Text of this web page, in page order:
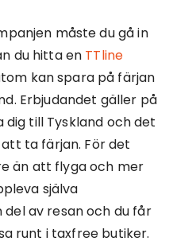
måste du gå in
du hitta en TTline
kan spara på färjan
Erbjudandet gäller på
till Tyskland och det
ta färjan. För det
än att flyga och mer
själva
av resan och du får
runt i taxfree butiker.